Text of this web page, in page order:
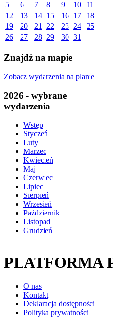
5
6 7 8 9 10
11
12
13 14 15 16 17
18
19
20 21 22 23 24
25
26
27 28 29 30 31
Znajdź na mapie
Zobacz wydarzenia na planie
2026 - wybrane
wydarzenia
Wstęp
Styczeń
Luty
Marzec
Kwiecień
Maj
Czerwiec
Lipiec
Sierpień
Wrzesień
Październik
Listopad
Grudzień
PLATFORMA
O nas
Kontakt
Deklaracja dostępności
Polityka prywatności